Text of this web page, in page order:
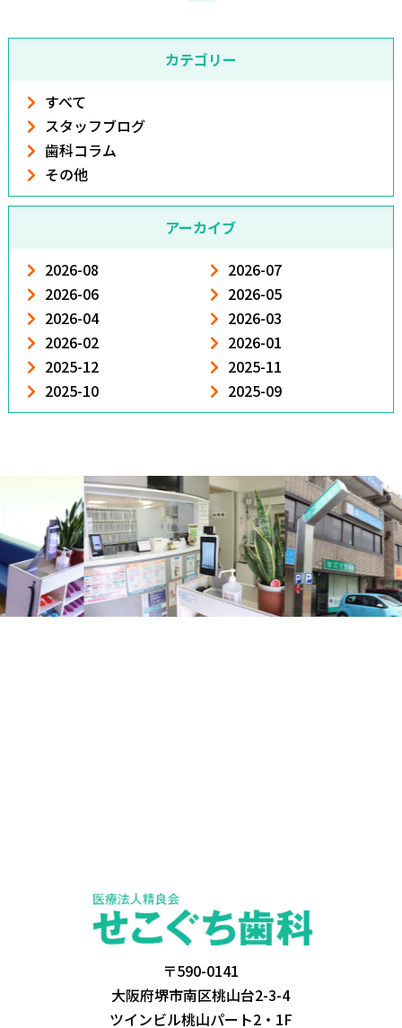
カテゴリー
すべて
スタッフブログ
歯科コラム
その他
アーカイブ
2026-08
2026-07
2026-06
2026-05
2026-04
2026-03
2026-02
2026-01
2025-12
2025-11
2025-10
2025-09
〒590-0141
大阪府堺市南区桃山台2-3-4
ツインビル桃山パート2・1F